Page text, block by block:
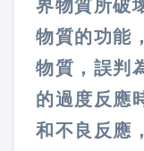
界物質所破
物質的功能
物質，誤判
的過度反應
和不良反應